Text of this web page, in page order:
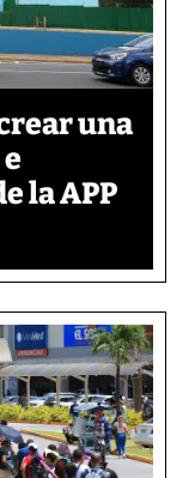
una
la APP